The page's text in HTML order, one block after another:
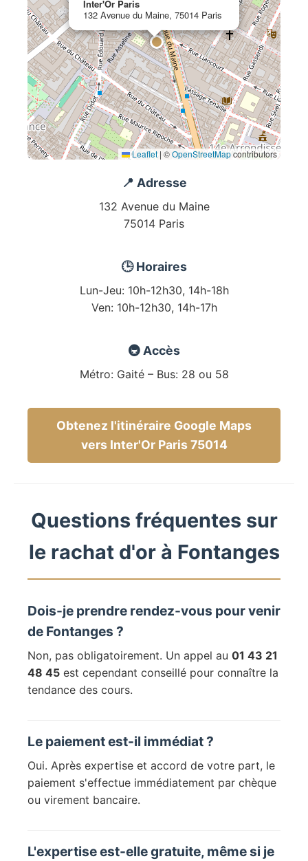
Inter'Or Paris
132 Avenue du Maine, 75014 Paris
Leaflet | ©OpenStreetMapcontributors
📍 Adresse
132 Avenue du Maine
75014 Paris
🕒 Horaires
Lun-Jeu: 10h-12h30, 14h-18h
Ven: 10h-12h30, 14h-17h
🚇 Accès
Métro: Gaité – Bus: 28 ou 58
Obtenez l'itinéraire Google Maps
vers Inter'Or Paris 75014
Questions fréquentes sur
le rachat d'or à Fontanges
Dois-je prendre rendez-vous pour venir
de Fontanges ?
Non, pas obligatoirement. Un appel au 01 43 21
48 45 est cependant conseillé pour connaître la
tendance des cours.
Le paiement est-il immédiat ?
Oui. Après expertise et accord de votre part, le
paiement s'effectue immédiatement par chèque
ou virement bancaire.
L'expertise est-elle gratuite, même si je